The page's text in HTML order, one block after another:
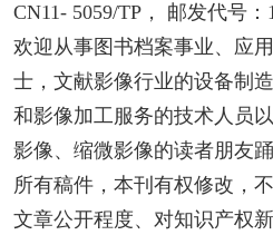
CN11- 5059/TP， 邮发代号：
欢迎从事图书档案事业、应
士，文献影像行业的设备制
和影像加工服务的技术人员
影像、缩微影像的读者朋友踊
所有稿件，本刊有权修改，
文章公开程度、对知识产权